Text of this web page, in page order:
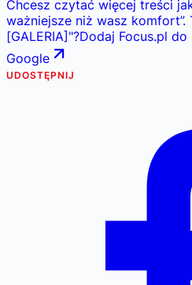
Chcesz czytać więcej treści
ważniejsze niż wasz
[GALERIA] "?Dodaj Focus.pl
Google
UDOSTĘPNIJ